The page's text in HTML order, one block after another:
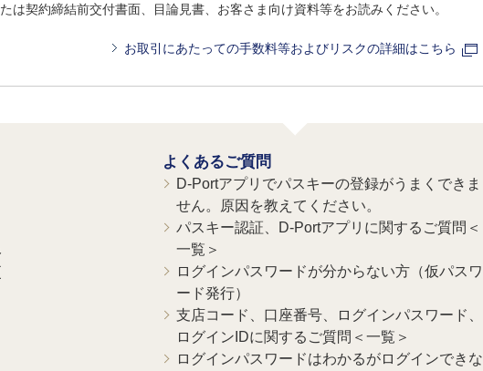
は契約締結前交付書面、目論見書、お客さま向け資料等をお読みください。
お取引にあたっての手数料等およびリスクの詳細はこちら
よくあるご質問
D-Portアプリでパスキーの登録がうまくできま
せん。原因を教えてください。
パスキー認証、D-Portアプリに関するご質問＜
一覧＞
ログインパスワードが分からない方（仮パスワ
ード発行）
支店コード、口座番号、ログインパスワード、
ログインIDに関するご質問＜一覧＞
ログインパスワードはわかるがログインできな